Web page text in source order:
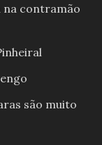
na contramão
são muito